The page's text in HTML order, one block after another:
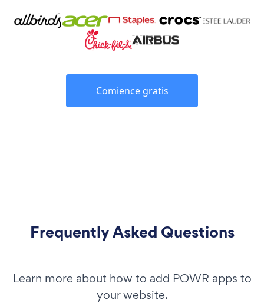
Comience gratis
Frequently Asked Questions
Learn more about how to add POWR apps to
your website.